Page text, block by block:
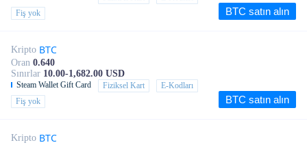
Fiş yok
BTC satın alın
Kripto BTC
Oran 0.640
Sınırlar 10.00-1,682.00 USD
Steam Wallet Gift Card Fiziksel Kart
E-Kodları
Fiş yok
BTC satın alın
Kripto BTC